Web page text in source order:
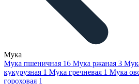
Мука
Мука пшеничная 16 Мука ржаная 3
кукурузная 1 Мука гречневая 1 Мука
гороховая 1